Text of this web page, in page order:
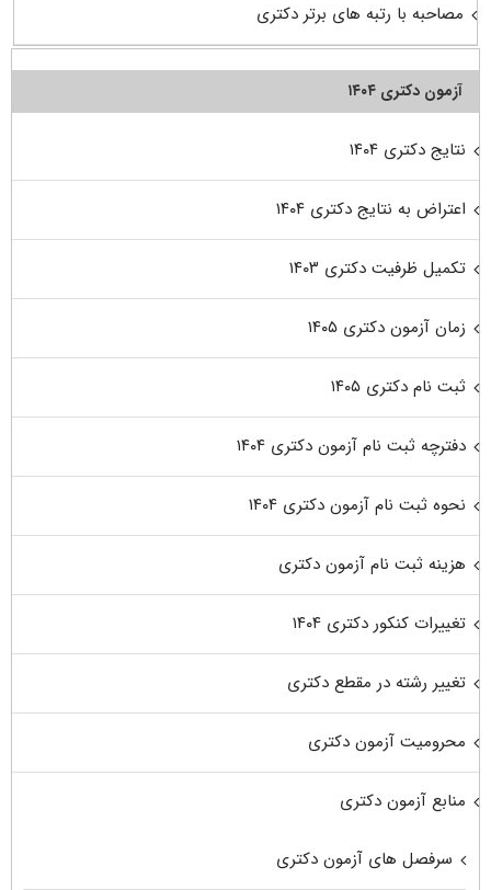
مصاحبه با رتبه های برتر دکتری
آزمون دکتری ۱۴۰۴
نتایج دکتری ۱۴۰۴
اعتراض به نتایج دکتری ۱۴۰۴
تکمیل ظرفیت دکتری ۱۴۰۳
زمان آزمون دکتری ۱۴۰۵
ثبت نام دکتری ۱۴۰۵
دفترچه ثبت نام آزمون دکتری ۱۴۰۴
نحوه ثبت نام آزمون دکتری ۱۴۰۴
هزینه ثبت نام آزمون دکتری
تغییرات کنکور دکتری ۱۴۰۴
تغییر رشته در مقطع دکتری
محرومیت آزمون دکتری
منابع آزمون دکتری
سرفصل های آزمون دکتری